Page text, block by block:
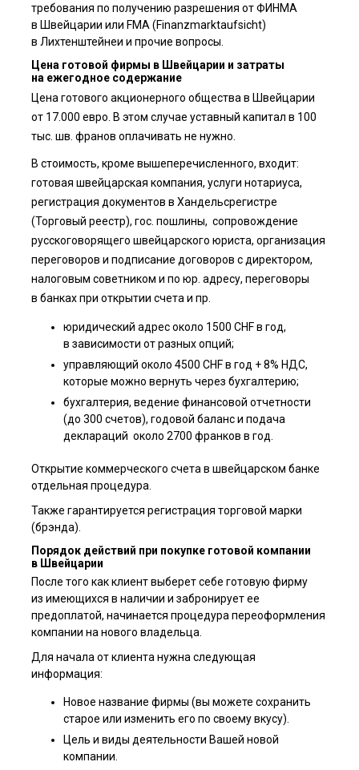
требования по получению разрешения от ФИНМА
в Швейцарии или FMA (Finanzmarktaufsicht)
в Лихтенштейнеи и прочие вопросы.
Цена готовой фирмы в Швейцарии и затраты
на ежегодное содержание
Цена готового акционерного общества в Швейцарии
от 17.000 евро. В этом случае уставный капитал в 100
тыс. шв. франов оплачивать не нужно.
В стоимость, кроме вышеперечисленного, входит:
готовая швейцарская компания, услуги нотариуса,
регистрация документов в Хандельсрегистре
(Торговый реестр), гос. пошлины, сопровождение
русскоговорящего швейцарского юриста, организация
переговоров и подписание договоров с директором,
налоговым советником и по юр. адресу, переговоры
в банках при открытии счета и пр.
юридический адрес около 1500 CHF в год,
в зависимости от разных опций;
управляющий около 4500 CHF в год + 8% НДС,
которые можно вернуть через бухгалтерию;
бухгалтерия, ведение финансовой отчетности
(до 300 счетов), годовой баланс и подача
деклараций около 2700 франков в год.
Открытие коммерческого счета в швейцарском банке
отдельная процедура.
Также гарантируется регистрация торговой марки
(брэнда).
Порядок действий при покупке готовой компании
в Швейцарии
После того как клиент выберет себе готовую фирму
из имеющихся в наличии и забронирует ее
предоплатой, начинается процедура переоформления
компании на нового владельца.
Для начала от клиента нужна следующая
информация:
Новое название фирмы (вы можете сохранить
старое или изменить его по своему вкусу).
Цель и виды деятельности Вашей новой
компании.